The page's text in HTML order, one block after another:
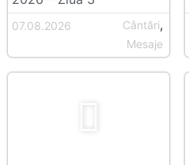
07.08.2026 Cântări,
Mesaje